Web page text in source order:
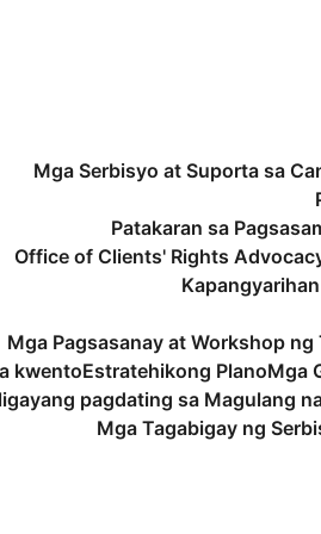
Mga Serbisyo at Suporta sa
Patakaran sa
Office of Clients' Rights
Mga Pagsasanay at Workshop
kwentoEstratehikong PlanoMga
pagdating sa Magulang
Mga Tagabigay ng